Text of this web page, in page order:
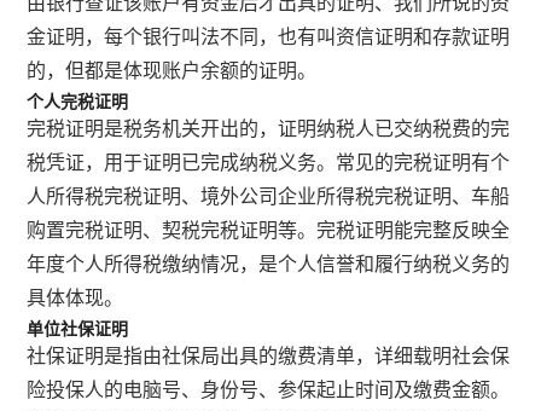
金证明，每个银行叫法不同，也有叫资信证明和存款证明
的，但都是体现账户余额的证明。
个人完税证明
完税证明是税务机关开出的，证明纳税人已交纳税费的完
税凭证，用于证明已完成纳税义务。常见的完税证明有个
人所得税完税证明、境外公司企业所得税完税证明、车船
购置完税证明、契税完税证明等。完税证明能完整反映全
年度个人所得税缴纳情况，是个人信誉和履行纳税义务的
具体体现。
单位社保证明
社保证明是指由社保局出具的缴费清单，详细载明社会保
险投保人的电脑号、身份号、参保起止时间及缴费金额。